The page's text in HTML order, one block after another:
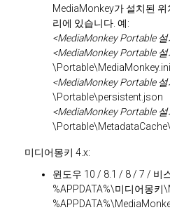
MediaMonkey가 설치된
리에 있습니다. 예:
<MediaMonkey Portable
<MediaMonkey Portable
\Portable\MediaMonkey.ini
<MediaMonkey Portable
\Portable\persistent.json
<MediaMonkey Portable
\Portable\MetadataCache\
미디어몽키 4.x:
윈도우 10 / 8.1 / 8 / 7 / 비
%APPDATA%\미디어몽키